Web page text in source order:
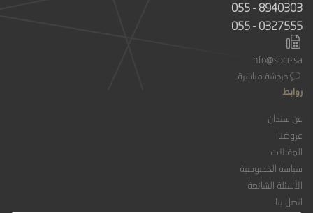
055 - 8940303
055 - 0327555
info@sbce.sa
دردشة مباشرة
روابط
عن سندان
عروضنا
المقالات
سياسة الخصوصية
الأسئلة الشائعة
اتصل بنا